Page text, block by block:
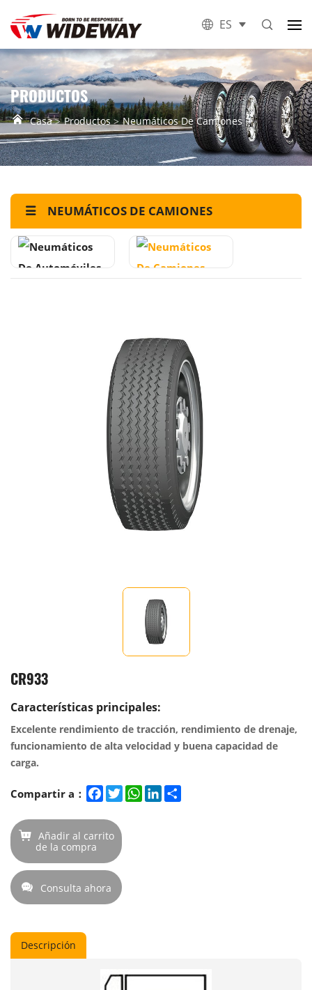
ES
PRODUCTOS
Casa Productos Neumáticos De Camiones
NEUMÁTICOS DE CAMIONES
CR933
Características principales:
Excelente rendimiento de tracción, rendimiento de drenaje,
funcionamiento de alta velocidad y buena capacidad de
carga.
Compartir a： Facebook
TwitterWhatsApp
LinkedIn
Añadir al carrito
de la compra
Consulta ahora
Descripción